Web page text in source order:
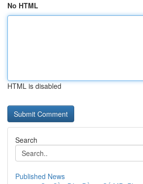
No HTML
HTML is disabled
Search
Published News